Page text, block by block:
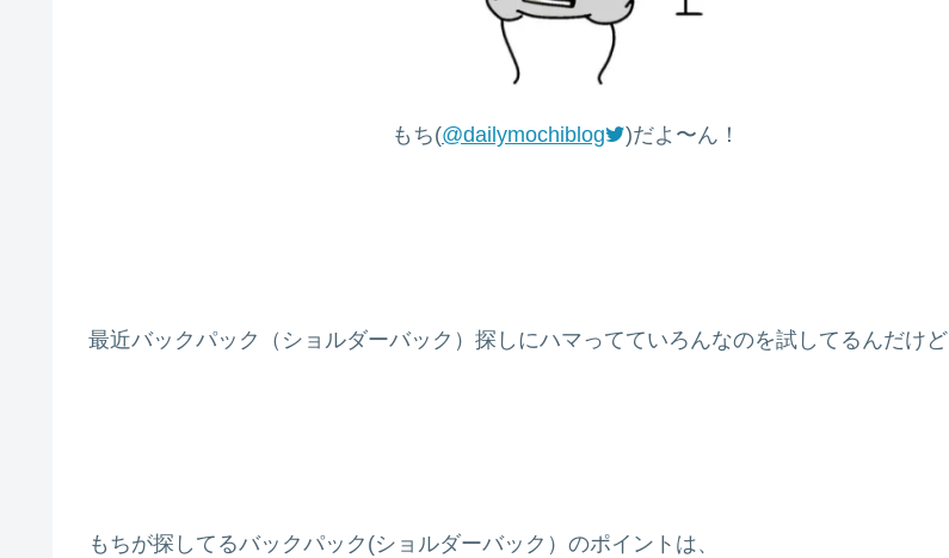
もち(@dailymochiblog )だよ〜ん！
最近バックパック（ショルダーバック）探しにハマってていろんなのを試してるんだけど
もちが探してるバックパック(ショルダーバック）のポイントは、